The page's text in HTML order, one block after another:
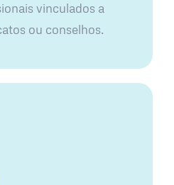
vinculados a
ou conselhos.